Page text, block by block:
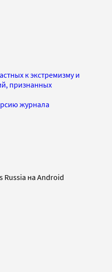
к экстремизму и
признанных
журнала
на Android